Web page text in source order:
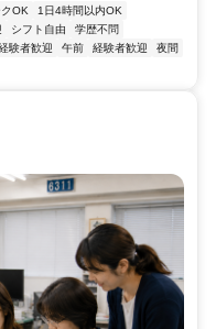
OK
1日4時間以内OK
シフト自由
学歴不問
験者歓迎 午前 経験者歓迎
夜間